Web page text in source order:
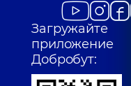
Драгоманова,
Киев
Загружайте
приложение
Добробут: